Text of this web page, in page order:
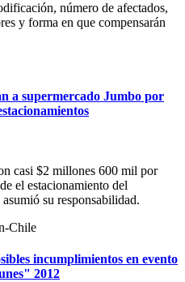
número de afectados,
y forma en que compensarán
a supermercado Jumbo por
casi $2 millones 600 mil por
el estacionamiento del
su responsabilidad.
incumplimientos en evento
2012